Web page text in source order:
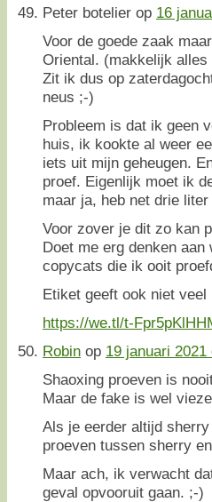
Peter botelier op 16
Voor de goede zaak
Oriental. (makkelijk
Zit ik dus op
neus ;-)
Probleem is dat ik geen
huis, ik kookte al weer
iets uit mijn geheugen.
proef. Eigenlijk moet ik
maar ja, heb net drie
Voor zover je dit zo kan
Doet me erg denken
copycats die ik ooit
Etiket geeft ook niet
https://we.tl/t-
Robin op 19 januari 2021
Shaoxing proeven is
Maar de fake is wel
Als je eerder altijd
proeven tussen sherry
Maar ach, ik verwacht
geval opvooruit gaan. ;-)